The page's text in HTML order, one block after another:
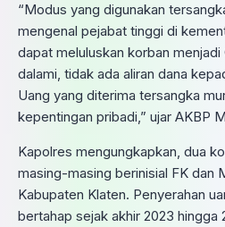
“Modus yang digunakan
mengenal pejabat tinggi di
dapat meluluskan korban menjadi
dalami, tidak ada aliran dana
Uang yang diterima tersangka
kepentingan pribadi,” ujar AKBP
Kapolres mengungkapkan, dua
masing-masing berinisial FK dan
Kabupaten Klaten. Penyerahan
bertahap sejak akhir 2023 hingga